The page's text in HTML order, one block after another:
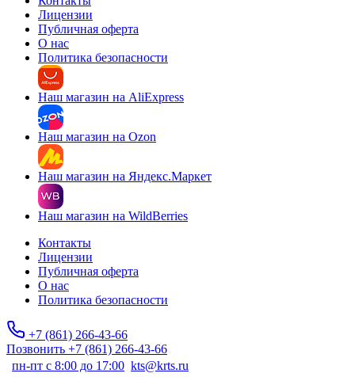
Лицензии
Публичная оферта
О нас
Политика безопасности
Наш магазин на AliExpress
Наш магазин на Ozon
Наш магазин на Яндекс.Маркет
Наш магазин на WildBerries
Контакты
Лицензии
Публичная оферта
О нас
Политика безопасности
+7 (861) 266-43-66
Позвонить +7 (861) 266-43-66
пн-пт с 8:00 до 17:00 kts@krts.ru